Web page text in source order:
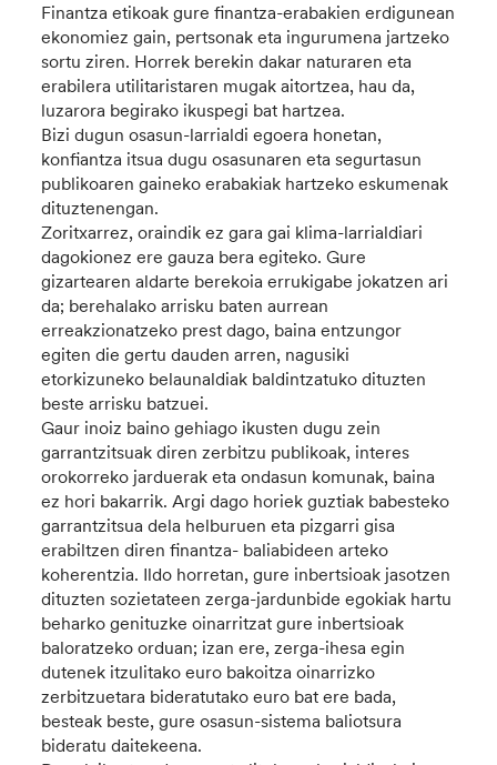
Finantza etikoak gure finantza-erabakien erdigunean
ekonomiez gain, pertsonak eta ingurumena jartzeko
sortu ziren. Horrek berekin dakar naturaren eta
erabilera utilitaristaren mugak aitortzea, hau da,
luzarora begirako ikuspegi bat hartzea.
Bizi dugun osasun-larrialdi egoera honetan,
konfiantza itsua dugu osasunaren eta segurtasun
publikoaren gaineko erabakiak hartzeko eskumenak
dituztenengan.
Zoritxarrez, oraindik ez gara gai klima-larrialdiari
dagokionez ere gauza bera egiteko. Gure
gizartearen aldarte berekoia errukigabe jokatzen ari
da; berehalako arrisku baten aurrean
erreakzionatzeko prest dago, baina entzungor
egiten die gertu dauden arren, nagusiki
etorkizuneko belaunaldiak baldintzatuko dituzten
beste arrisku batzuei.
Gaur inoiz baino gehiago ikusten dugu zein
garrantzitsuak diren zerbitzu publikoak, interes
orokorreko jarduerak eta ondasun komunak, baina
ez hori bakarrik. Argi dago horiek guztiak babesteko
garrantzitsua dela helburuen eta pizgarri gisa
erabiltzen diren finantza- baliabideen arteko
koherentzia. Ildo horretan, gure inbertsioak jasotzen
dituzten sozietateen zerga-jardunbide egokiak hartu
beharko genituzke oinarritzat gure inbertsioak
baloratzeko orduan; izan ere, zerga-ihesa egin
dutenek itzulitako euro bakoitza oinarrizko
zerbitzuetara bideratutako euro bat ere bada,
besteak beste, gure osasun-sistema baliotsura
bideratu daitekeena.